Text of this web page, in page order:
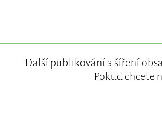
Další publikování a šíření
Pokud chcete